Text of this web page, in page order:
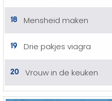
18 Mensheid maken
19 Drie pakjes viagra
20 Vrouw in de keuken